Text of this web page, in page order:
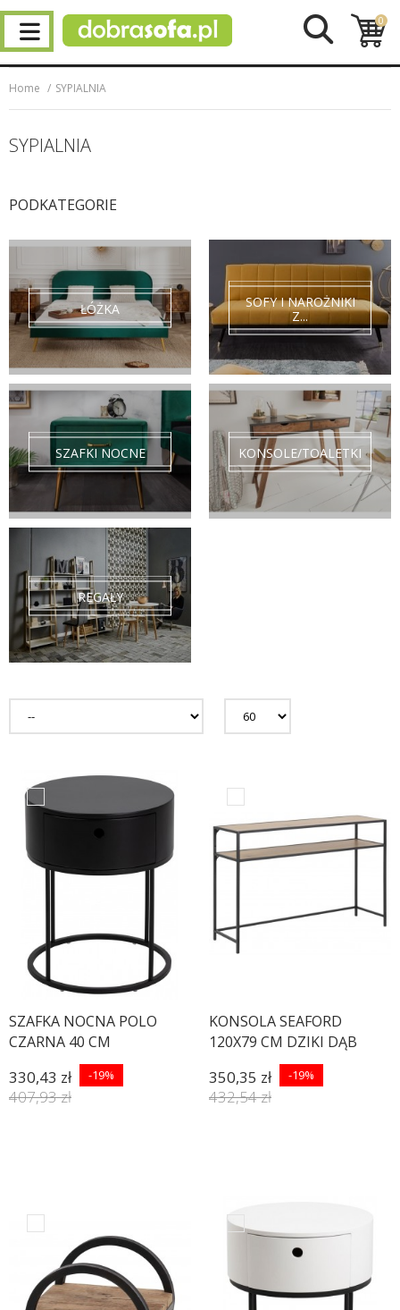
0
Home SYPIALNIA
SYPIALNIA
PODKATEGORIE
ŁÓŻKA
SOFY I NAROŻNIKI
Z...
SZAFKI NOCNE KONSOLE/TOALETKI
REGAŁY
SZAFKA NOCNA POLO
CZARNA 40 CM
330,43 zł -19%
407,93 zł
KONSOLA SEAFORD
120X79 CM DZIKI DĄB
350,35 zł -19%
432,54 zł